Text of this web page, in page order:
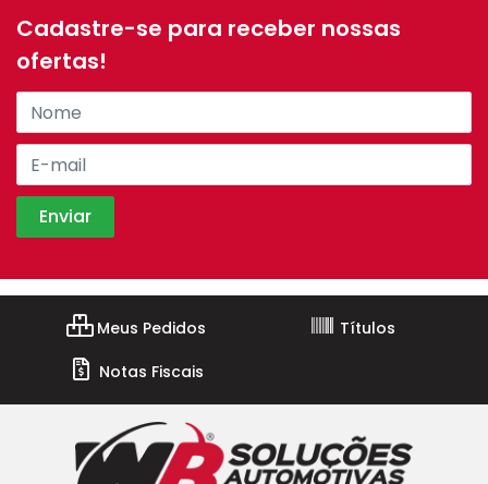
Cadastre-se para receber nossas
ofertas!
Meus Pedidos
Títulos
Notas Fiscais